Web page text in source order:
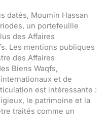
datés, Moumin Hassan
un portefeuille
des Affaires
Les mentions publiques
des Affaires
Biens Waqfs,
et de
est intéressante :
le patrimoine et la
traités comme un